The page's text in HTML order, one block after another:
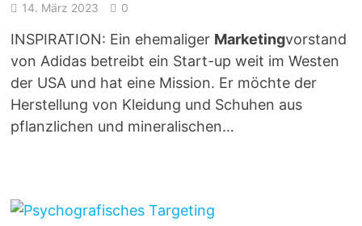
14. März 2023
0
INSPIRATION: Ein ehemaliger Marketingvorstand
von Adidas betreibt ein Start-up weit im Westen
der USA und hat eine Mission. Er möchte der
Herstellung von Kleidung und Schuhen aus
pflanzlichen und mineralischen…